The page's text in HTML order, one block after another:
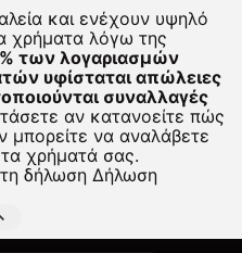
και ενέχουν υψηλό
χρήματα λόγω της
των λογαριασμών
υφίσταται απώλειες
συναλλαγές
αν κατανοείτε πώς
μπορείτε να αναλάβετε
χρήματά σας.
δήλωση Δήλωση